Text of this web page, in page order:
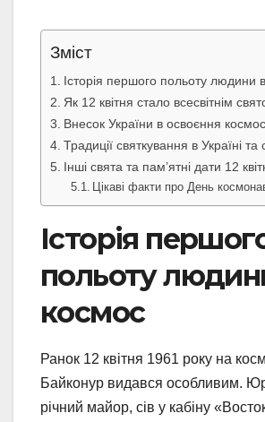
Зміст
Історія першого польоту людини
Як 12 квітня стало всесвітнім
Внесок України в освоєння
Традиції святкування в Україні та
Інші свята та пам’ятні дати 12
Цікаві факти про День
Історія
польоту
космос
Ранок 12 квітня 1961 року на
Байконур видався особливим.
річний майор, сів у кабіну